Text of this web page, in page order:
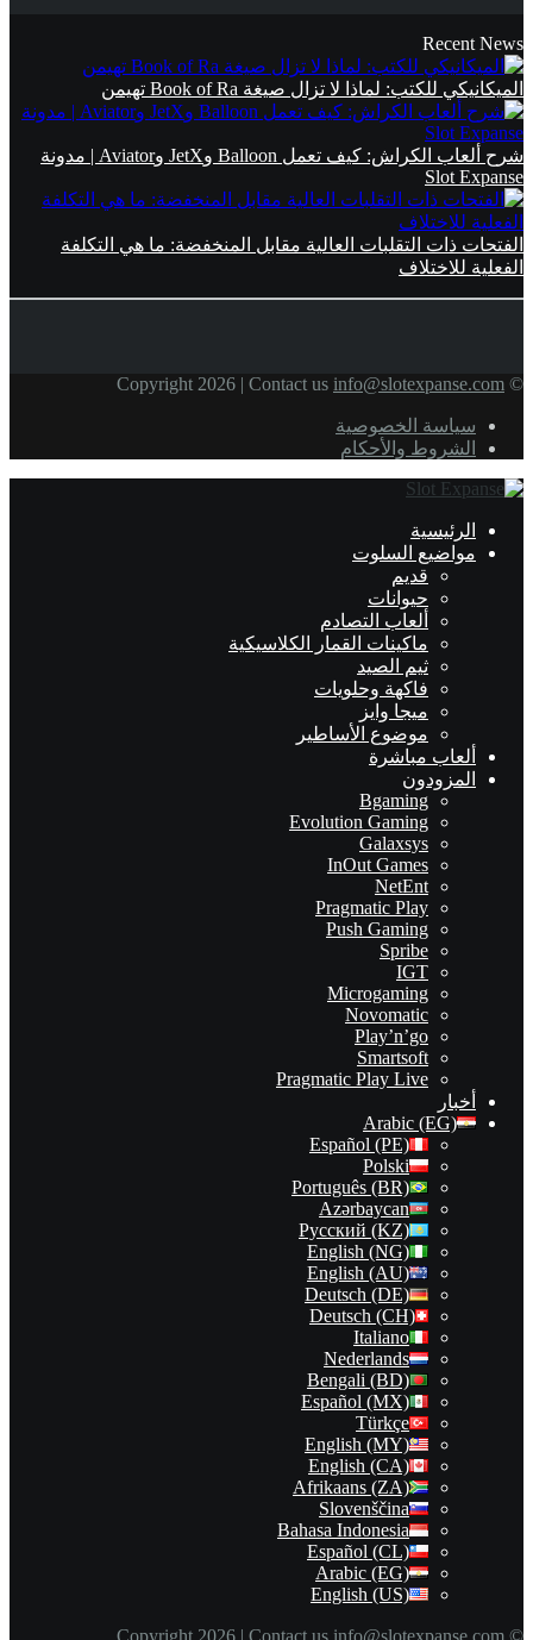
Recent News
الميكانيكي للكتب: لماذا لا تزال صيغة Book of Ra تهيمن
شرح ألعاب الكراش: كيف تعمل Balloon وJetX وAviator | مدونة
Slot Expanse
الفتحات ذات التقلبات العالية مقابل المنخفضة: ما هي التكلفة
الفعلية للاختلاف
© Copyright 2026 | Contact us
info@slotexpanse.com
سياسة الخصوصية
الشروط والأحكام
الرئيسية
مواضيع السلوت
قديم
حيوانات
ألعاب التصادم
ماكينات القمار الكلاسيكية
ثيم الصيد
فاكهة وحلويات
ميجا وايز
موضوع الأساطير
ألعاب مباشرة
المزودون
Bgaming
Evolution Gaming
Galaxsys
InOut Games
NetEnt
Pragmatic Play
Push Gaming
Spribe
IGT
Microgaming
Novomatic
Play’n’go
Smartsoft
Pragmatic Play Live
أخبار
Arabic (EG)
Español (PE)
Polski
Português (BR)
Azərbaycan
Русский (KZ)
English (NG)
English (AU)
Deutsch (DE)
Deutsch (CH)
Italiano
Nederlands
Bengali (BD)
Español (MX)
Türkçe
English (MY)
English (CA)
Afrikaans (ZA)
Slovenščina
Bahasa Indonesia
Español (CL)
Arabic (EG)
English (US)
© Copyright 2026 | Contact us
info@slotexpanse.com